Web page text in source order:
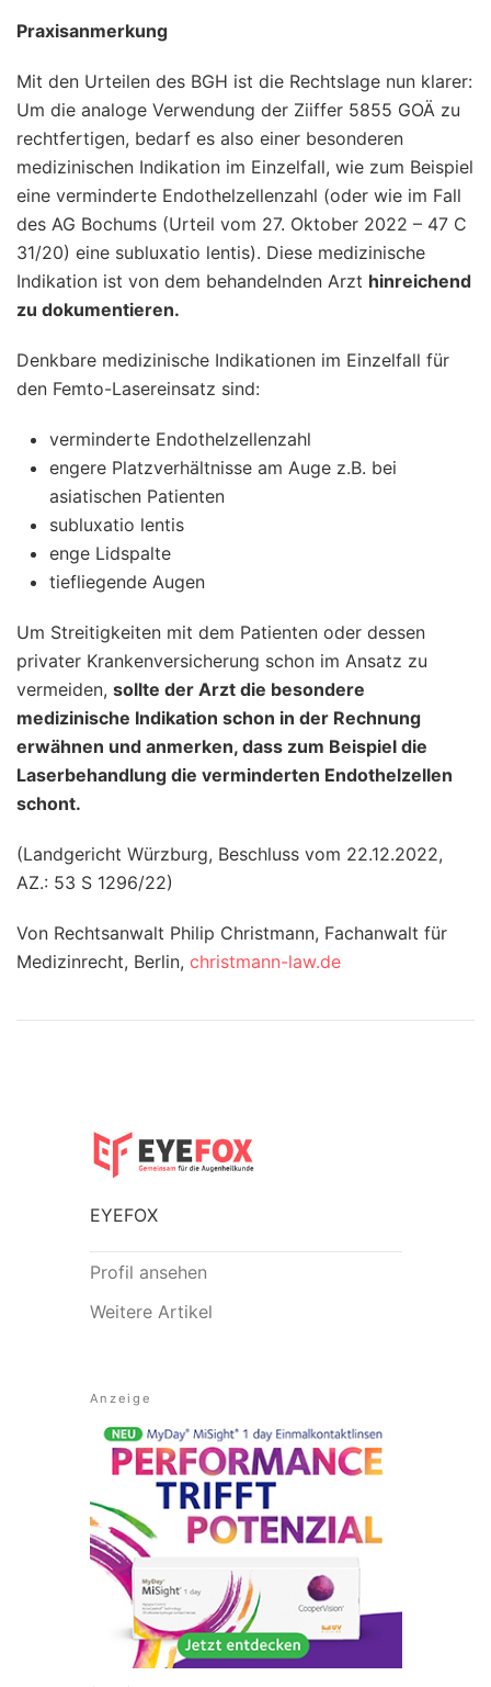
Praxisanmerkung
Mit den Urteilen des BGH ist die Rechtslage nun klarer:
Um die analoge Verwendung der Ziiffer 5855 GOÄ zu
rechtfertigen, bedarf es also einer besonderen
medizinischen Indikation im Einzelfall, wie zum Beispiel
eine verminderte Endothelzellenzahl (oder wie im Fall
des AG Bochums (Urteil vom 27. Oktober 2022 – 47 C
31/20) eine subluxatio lentis). Diese medizinische
Indikation ist von dem behandelnden Arzt hinreichend
zu dokumentieren.
Denkbare medizinische Indikationen im Einzelfall für
den Femto-Lasereinsatz sind:
verminderte Endothelzellenzahl
engere Platzverhältnisse am Auge z.B. bei
asiatischen Patienten
subluxatio lentis
enge Lidspalte
tiefliegende Augen
Um Streitigkeiten mit dem Patienten oder dessen
privater Krankenversicherung schon im Ansatz zu
vermeiden, sollte der Arzt die besondere
medizinische Indikation schon in der Rechnung
erwähnen und anmerken, dass zum Beispiel die
Laserbehandlung die verminderten Endothelzellen
schont.
(Landgericht Würzburg, Beschluss vom 22.12.2022,
AZ.: 53 S 1296/22)
Von Rechtsanwalt Philip Christmann, Fachanwalt für
Medizinrecht, Berlin, christmann-law.de
EYEFOX
Profil ansehen
Weitere Artikel